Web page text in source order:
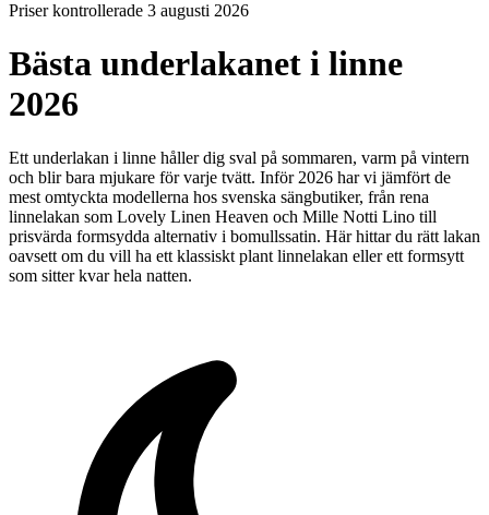
Priser kontrollerade 3 augusti 2026
Bästa underlakanet i linne
2026
Ett underlakan i linne håller dig sval på sommaren, varm på vintern
och blir bara mjukare för varje tvätt. Inför 2026 har vi jämfört de
mest omtyckta modellerna hos svenska sängbutiker, från rena
linnelakan som Lovely Linen Heaven och Mille Notti Lino till
prisvärda formsydda alternativ i bomullssatin. Här hittar du rätt lakan
oavsett om du vill ha ett klassiskt plant linnelakan eller ett formsytt
som sitter kvar hela natten.